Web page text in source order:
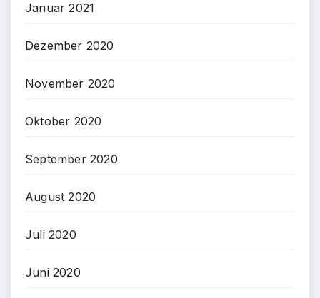
Januar 2021
Dezember 2020
November 2020
Oktober 2020
September 2020
August 2020
Juli 2020
Juni 2020